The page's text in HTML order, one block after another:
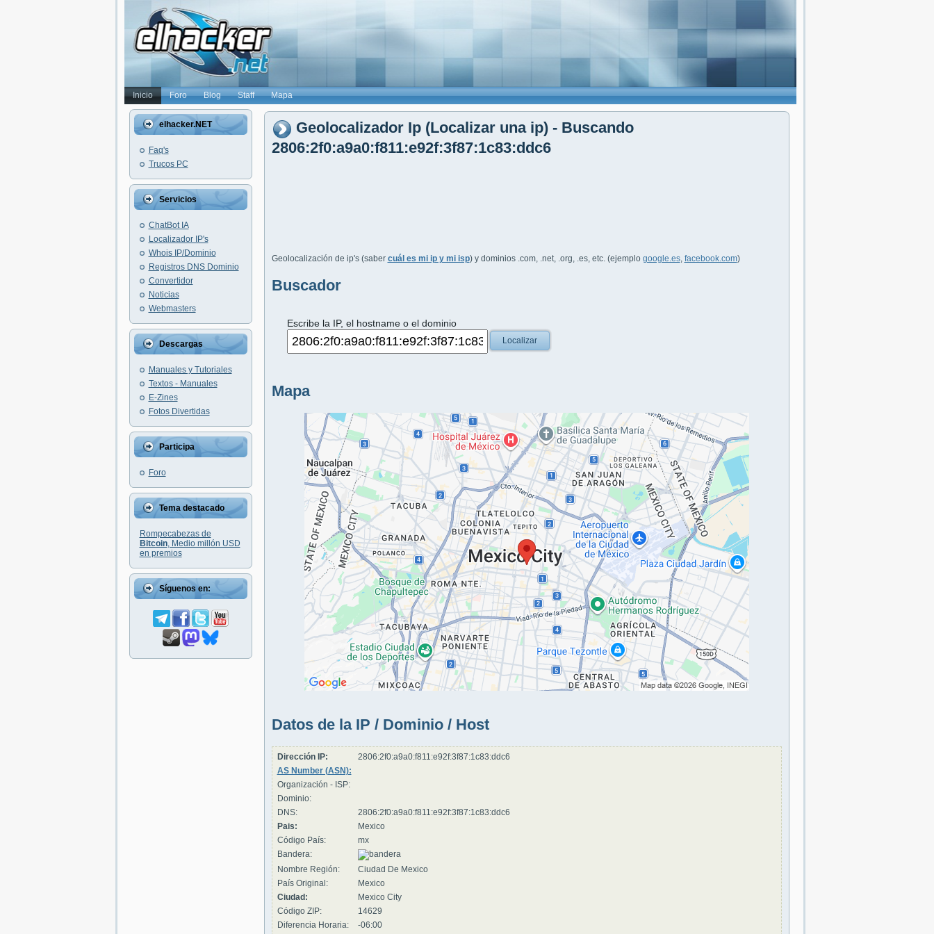
Inicio Foro Blog Staff Mapa
elhacker.NET
Faq's
Trucos PC
Servicios
ChatBot IA
Localizador IP's
Whois IP/Dominio
Registros DNS Dominio
Convertidor
Noticias
Webmasters
Descargas
Manuales y Tutoriales
Textos - Manuales
E-Zines
Fotos Divertidas
Participa
Foro
Tema destacado
Rompecabezas de
Bitcoin, Medio millón USD
en premios
Síguenos en:
Geolocalizador Ip (Localizar una ip) - Buscando
2806:2f0:a9a0:f811:e92f:3f87:1c83:ddc6
Geolocalización de ip's (saber cuál es mi ip y mi isp) y dominios .com, .net, .org, .es, etc. (ejemplo google.es, facebook.com)
Buscador
Escribe la IP, el hostname o el dominio
Localizar
Mapa
Datos de la IP / Dominio / Host
Dirección IP:
2806:2f0:a9a0:f811:e92f:3f87:1c83:ddc6
AS Number (ASN):
Organización - ISP:
Dominio:
DNS:
2806:2f0:a9a0:f811:e92f:3f87:1c83:ddc6
Pais:
Mexico
Código País:
mx
Bandera:
Nombre Región:
Ciudad De Mexico
País Original:
Mexico
Ciudad:
Mexico City
Código ZIP:
14629
Diferencia Horaria:
-06:00